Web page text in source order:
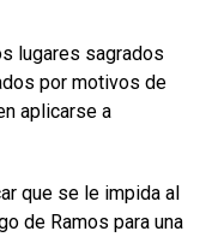
lugares sagrados
por motivos de
aplicarse a
que se le impida al
de Ramos para una